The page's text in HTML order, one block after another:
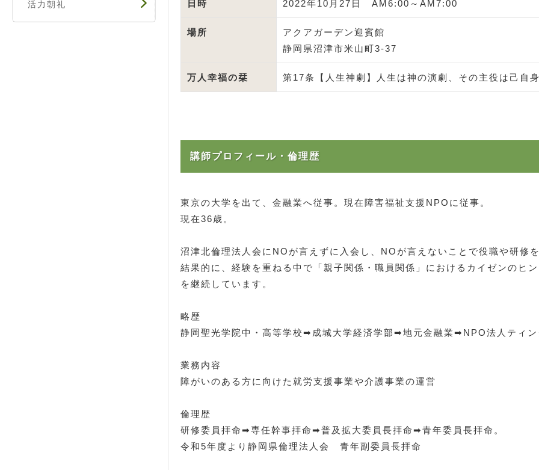
活力朝礼 日時 2022年10月27日 AM6:00～AM7:00
場所
アクアガーデン迎賓館
静岡県沼津市米山町3-37
万人幸福の栞 第17条【人生神劇】人生は神の演劇、その主役は己自
講師プロフィール・倫理歴
東京の大学を出て、金融業へ従事。現在障害福祉支援NPOに従事。
現在36歳。
沼津北倫理法人会にNOが言えずに入会し、NOが言えないことで役職や研修
結果的に、経験を重ねる中で「親子関係・職員関係」におけるカイゼンのヒ
を継続しています。
略歴
静岡聖光学院中・高等学校➡成城大学経済学部➡地元金融業➡NPO法人ティ
業務内容
障がいのある方に向けた就労支援事業や介護事業の運営
倫理歴
研修委員拝命➡専任幹事拝命➡普及拡大委員長拝命➡青年委員長拝命。
令和5年度より静岡県倫理法人会 青年副委員長拝命